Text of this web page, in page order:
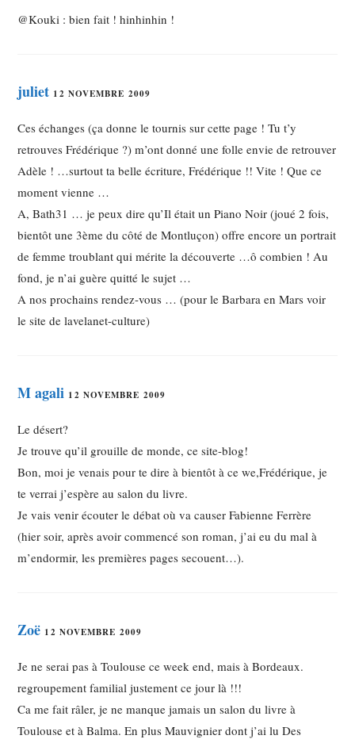
@Kouki : bien fait ! hinhinhin !
juliet 12 NOVEMBRE 2009
Ces échanges (ça donne le tournis sur cette page ! Tu t’y
retrouves Frédérique ?) m’ont donné une folle envie de retrouver
Adèle ! …surtout ta belle écriture, Frédérique !! Vite ! Que ce
moment vienne …
A, Bath31 … je peux dire qu’Il était un Piano Noir (joué 2 fois,
bientôt une 3ème du côté de Montluçon) offre encore un portrait
de femme troublant qui mérite la découverte …ô combien ! Au
fond, je n’ai guère quitté le sujet …
A nos prochains rendez-vous … (pour le Barbara en Mars voir
le site de lavelanet-culture)
M agali 12 NOVEMBRE 2009
Le désert?
Je trouve qu’il grouille de monde, ce site-blog!
Bon, moi je venais pour te dire à bientôt à ce we,Frédérique, je
te verrai j’espère au salon du livre.
Je vais venir écouter le débat où va causer Fabienne Ferrère
(hier soir, après avoir commencé son roman, j’ai eu du mal à
m’endormir, les premières pages secouent…).
Zoë 12 NOVEMBRE 2009
Je ne serai pas à Toulouse ce week end, mais à Bordeaux.
regroupement familial justement ce jour là !!!
Ca me fait râler, je ne manque jamais un salon du livre à
Toulouse et à Balma. En plus Mauvignier dont j’ai lu Des